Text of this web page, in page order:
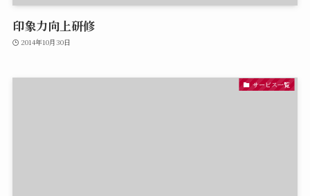
印象力向上研修
2014年10月30日
サービス一覧